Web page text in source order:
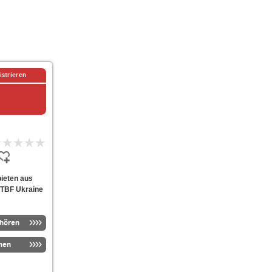
aus
Ukraine